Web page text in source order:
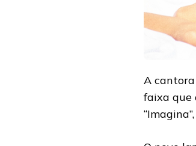
A
faixa que